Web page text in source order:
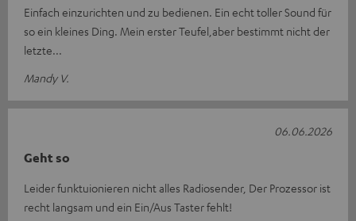
Einfach einzurichten und zu bedienen. Ein echt toller Sound für
so ein kleines Ding. Mein erster Teufel,aber bestimmt nicht der
letzte...
Mandy V.
Geht so
Leider funktuionieren nicht alles Radiosender, Der Prozessor ist
recht langsam und ein Ein/Aus Taster fehlt!
06.06.2026